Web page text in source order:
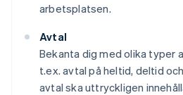
arbetsplatsen.
Avtal
Bekanta dig med olika typer
t.ex. avtal på heltid, deltid
avtal ska uttryckligen